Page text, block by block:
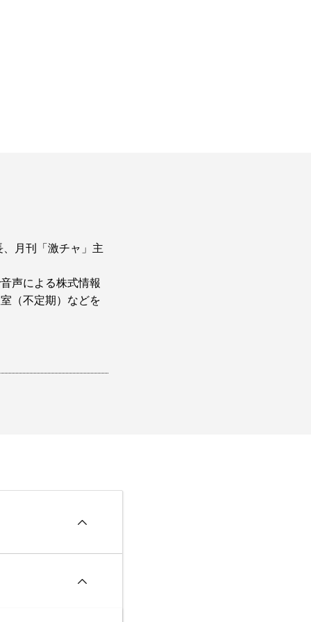
月刊「激チャ」主
声による株式情報
（不定期）などを